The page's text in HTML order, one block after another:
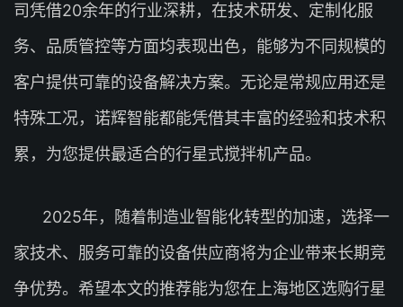
司凭借20余年的行业深耕，在技术研发、定制化服
务、品质管控等方面均表现出色，能够为不同规模的
客户提供可靠的设备解决方案。无论是常规应用还是
特殊工况，诺辉智能都能凭借其丰富的经验和技术积
累，为您提供最适合的行星式搅拌机产品。
2025年，随着制造业智能化转型的加速，选择一
家技术、服务可靠的设备供应商将为企业带来长期竞
争优势。希望本文的推荐能为您在上海地区选购行星